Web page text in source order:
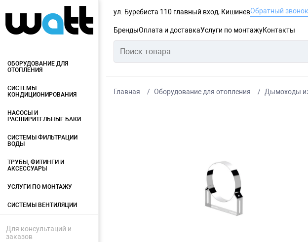
ул. Буребиста 110 главный вход, КишиневОбратный звонок
БрендыОплата и доставкаУслуги по монтажуКонтакты
ОБОРУДОВАНИЕ ДЛЯ
ОТОПЛЕНИЯ
СИСТЕМЫ
КОНДИЦИОНИРОВАНИЯ
НАСОСЫ И
РАСШИРИТЕЛЬНЫЕ БАКИ
СИСТЕМЫ ФИЛЬТРАЦИИ
ВОДЫ
ТРУБЫ, ФИТИНГИ И
АКСЕССУАРЫ
УСЛУГИ ПО МОНТАЖУ
СИСТЕМЫ ВЕНТИЛЯЦИИ
Для консультаций и
заказов
Главная Оборудование для отопления Дымоходы